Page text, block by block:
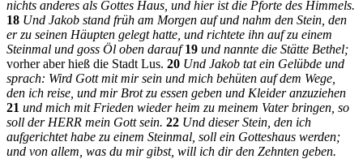
nichts anderes als Gottes Haus, und hier ist die Pforte des Himmels.
18 Und Jakob stand früh am Morgen auf und nahm den Stein, den
er zu seinen Häupten gelegt hatte, und richtete ihn auf zu einem
Steinmal und goss Öl oben darauf19 und nannte die Stätte Bethel;
vorher aber hieß die Stadt Lus. 20 Und Jakob tat ein Gelübde und
sprach: Wird Gott mit mir sein und mich behüten auf dem Wege,
den ich reise, und mir Brot zu essen geben und Kleider anzuziehen
21 und mich mit Frieden wieder heim zu meinem Vater bringen, so
soll der HERR mein Gott sein. 22 Und dieser Stein, den ich
aufgerichtet habe zu einem Steinmal, soll ein Gotteshaus werden;
und von allem, was du mir gibst, will ich dir den Zehnten geben.